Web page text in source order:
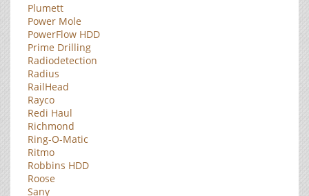
Plumett
Power Mole
PowerFlow HDD
Prime Drilling
Radiodetection
Radius
RailHead
Rayco
Redi Haul
Richmond
Ring-O-Matic
Ritmo
Robbins HDD
Roose
Sany